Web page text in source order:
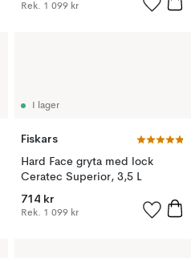
Rek. 1 099 kr
I lager
Fiskars
Hard Face gryta med lock
Ceratec Superior, 3,5 L
714 kr
Rek. 1 099 kr